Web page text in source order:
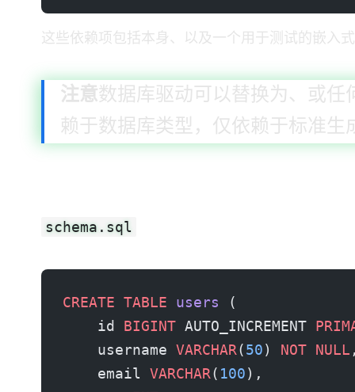
这些依赖项包括 MyBatis 本身、Dynamic SQL DSL 以及一个用于测试的
注意数据库驱动可以替换为 MySQL、PostgreSQL 或任
赖于数据库类型，仅依赖于标准 SQL 生
schema.sql
CREATE TABLE users (
    id
BIGINT AUTO_INCREMENT
    username
VARCHAR(50) NOT NULL
    email
VARCHAR( 100),